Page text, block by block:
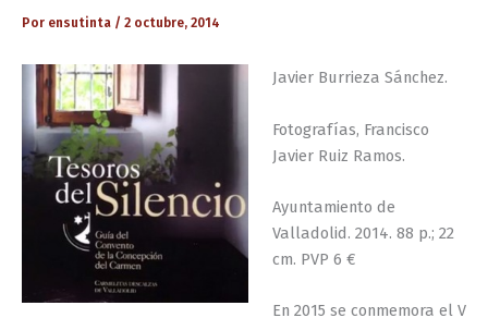
Por ensutinta / 2 octubre, 2014
Javier Burrieza Sánchez.
Fotografías, Francisco
Javier Ruiz Ramos.
Ayuntamiento de
Valladolid. 2014. 88 p.; 22
cm. PVP 6 €
En 2015 se conmemora el V